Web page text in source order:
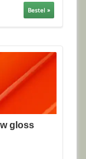
Bestel »
gloss